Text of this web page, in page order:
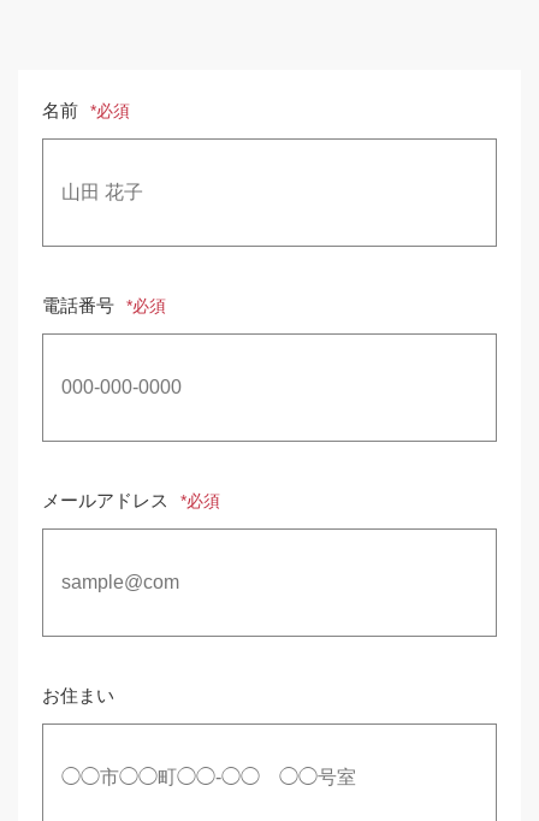
名前 *必須
電話番号 *必須
メールアドレス *必須
お住まい